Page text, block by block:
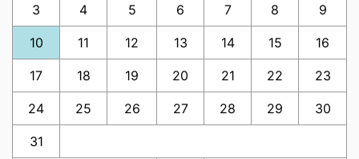
3 4 5 6 7 8 9
10 11 12 13 14 15 16
17 18 19 20 21 22 23
24 25 26 27 28 29 30
31